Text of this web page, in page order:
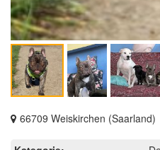
66709 Weiskirchen (Saarland)